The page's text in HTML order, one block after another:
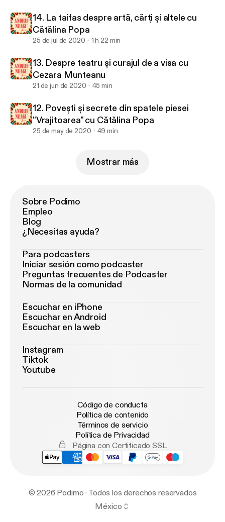
14. La taifas despre artă, cărți și altele cu
Cătălina Popa
25 de jul de 2020 1 h 22 min
13. Despre teatru și curajul de a visa cu
Cezara Munteanu
21 de jun de 2020 45 min
12. Povești și secrete din spatele piesei
"Vrajitoarea" cu Cătălina Popa
25 de may de 2020 49 min
Mostrar más
Sobre Podimo
Empleo
Blog
¿Necesitas ayuda?
Para podcasters
Iniciar sesión como podcaster
Preguntas frecuentes de Podcaster
Normas de la comunidad
Escuchar en iPhone
Escuchar en Android
Escuchar en la web
Instagram
Tiktok
Youtube
Código de conducta
Política de contenido
Términos de servicio
Política de Privacidad
Página con Certificado SSL
© 2026 Podimo · Todos los derechos reservados
México